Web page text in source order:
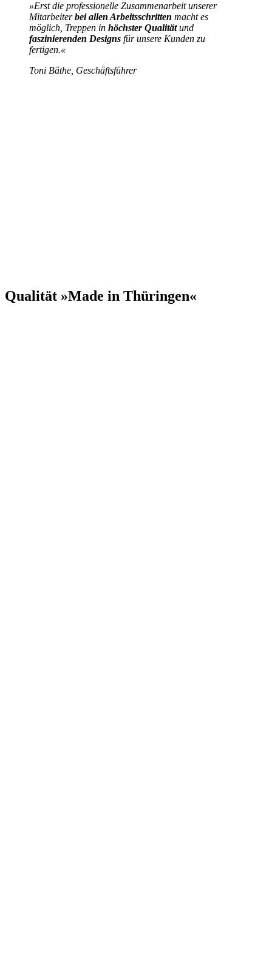
»Erst die professionelle Zusammenarbeit unserer
Mitarbeiterbei allen Arbeitsschritten macht es
möglich, Treppen in höchster Qualitätund
faszinierenden Designs für unsere Kunden zu
fertigen.«
Toni Bäthe, Geschäftsführer
Qualität »Made in Thüringen«